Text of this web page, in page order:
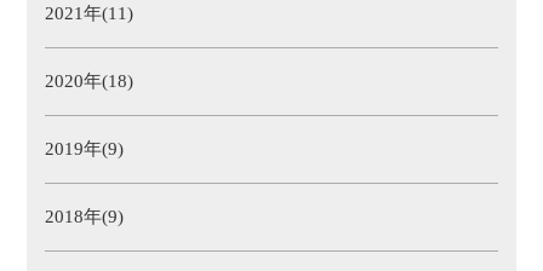
2021年(11)
2020年(18)
2019年(9)
2018年(9)